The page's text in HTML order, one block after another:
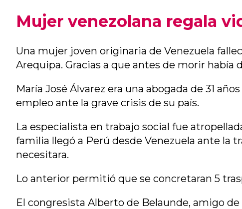
Mujer venezolana regala
Una mujer joven originaria de Venezuela
Arequipa. Gracias a que antes de morir había
María José Álvarez era una abogada de 31
empleo ante la grave crisis de su país.
La especialista en trabajo social fue
familia llegó a Perú desde Venezuela ante la
necesitara.
Lo anterior permitió que se concretaran 5
El congresista Alberto de Belaunde, amigo